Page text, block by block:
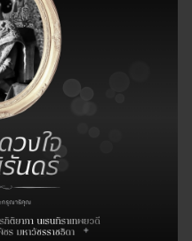
ด้รับการรักษาและปล่อยให้
ะที่เป็นรุนแรง ข้อเข่าจะเริ่มมี
ได้ชัด และมีการงอกของ
รปวดมากแม้ขณะที่อยู่เฉยๆ
นลำบากมากขึ้นจนบางครั้ง
ร
นระยะต้นๆ คุณสามารถดูแล